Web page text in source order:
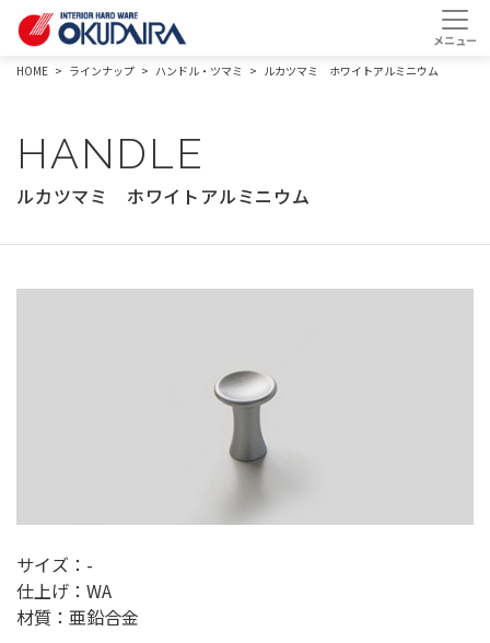
HOME ラインナップ ハンドル・ツマミ ルカツマミ ホワイトアルミニウム
HANDLE
ルカツマミ ホワイトアルミニウム
サイズ：-
仕上げ：WA
材質：亜鉛合金